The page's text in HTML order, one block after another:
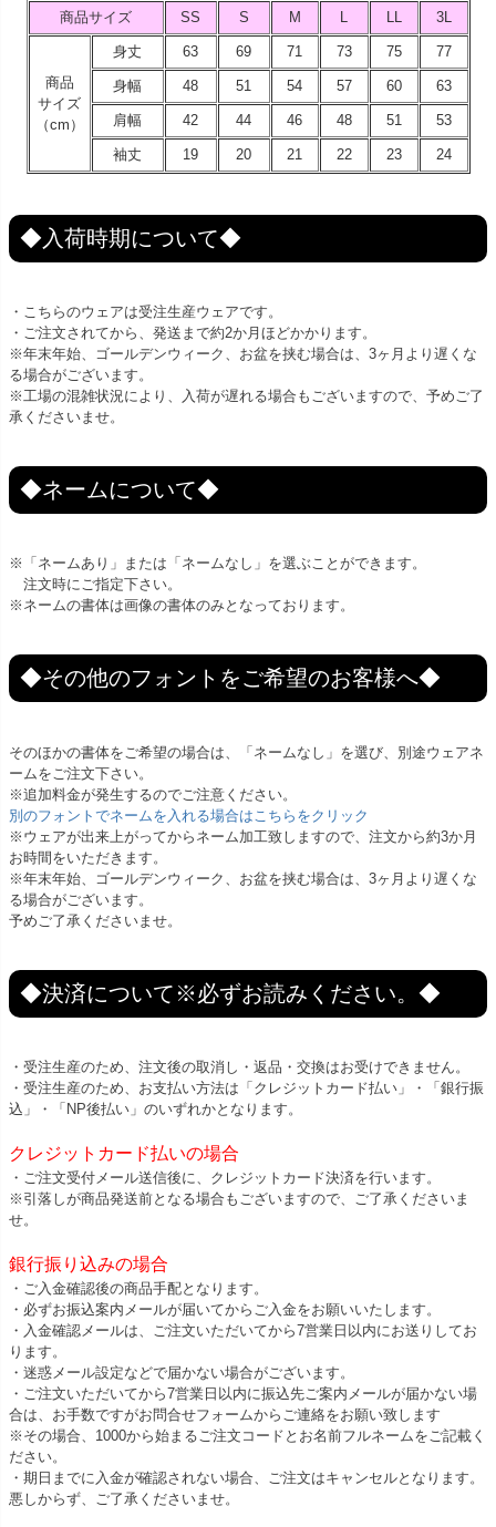
商品サイズ SS S M L LL 3L
商品
サイズ
（cm）
身丈 63 69 71 73 75 77
身幅 48 51 54 57 60 63
肩幅 42 44 46 48 51 53
袖丈 19 20 21 22 23 24
◆入荷時期について◆
・こちらのウェアは受注生産ウェアです。
・ご注文されてから、発送まで約2か月ほどかかります。
※年末年始、ゴールデンウィーク、お盆を挟む場合は、3ヶ月より遅くな
る場合がございます。
※工場の混雑状況により、入荷が遅れる場合もございますので、予めご了
承くださいませ。
◆ネームについて◆
※「ネームあり」または「ネームなし」を選ぶことができます。
注文時にご指定下さい。
※ネームの書体は画像の書体のみとなっております。
◆その他のフォントをご希望のお客様へ◆
そのほかの書体をご希望の場合は、「ネームなし」を選び、別途ウェアネ
ームをご注文下さい。
※追加料金が発生するのでご注意ください。
別のフォントでネームを入れる場合はこちらをクリック
※ウェアが出来上がってからネーム加工致しますので、注文から約3か月
お時間をいただきます。
※年末年始、ゴールデンウィーク、お盆を挟む場合は、3ヶ月より遅くな
る場合がございます。
予めご了承くださいませ。
◆決済について※必ずお読みください。◆
・受注生産のため、注文後の取消し・返品・交換はお受けできません。
・受注生産のため、お支払い方法は「クレジットカード払い」・「銀行振
込」・「NP後払い」のいずれかとなります。
クレジットカード払いの場合
・ご注文受付メール送信後に、クレジットカード決済を行います。
※引落しが商品発送前となる場合もございますので、ご了承くださいま
せ。
銀行振り込みの場合
・ご入金確認後の商品手配となります。
・必ずお振込案内メールが届いてからご入金をお願いいたします。
・入金確認メールは、ご注文いただいてから7営業日以内にお送りしてお
ります。
・迷惑メール設定などで届かない場合がございます。
・ご注文いただいてから7営業日以内に振込先ご案内メールが届かない場
合は、お手数ですがお問合せフォームからご連絡をお願い致します
※その場合、1000から始まるご注文コードとお名前フルネームをご記載く
ださい。
・期日までに入金が確認されない場合、ご注文はキャンセルとなります。
悪しからず、ご了承くださいませ。